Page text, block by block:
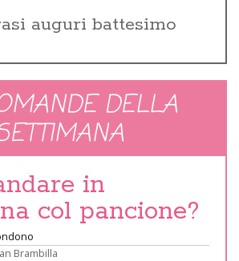
auguri battesimo
DELLA
in
col pancione?
Brambilla